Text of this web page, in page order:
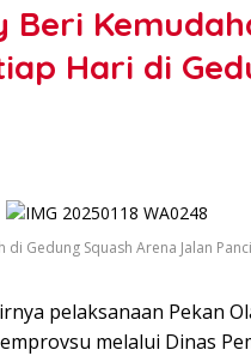
Beri
Hari di
Gedung Squash Arena Jalan
pelaksanaan Pekan
melalui Dinas